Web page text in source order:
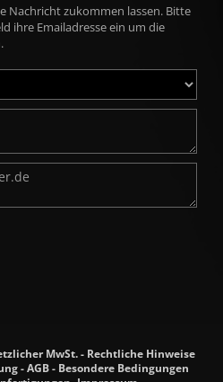
Nachricht zukommen lassen. Bitte
ihre Emailadresse ein um die
MwSt. - Rechtliche Hinweise
-AGB- Besondere Bedingungen